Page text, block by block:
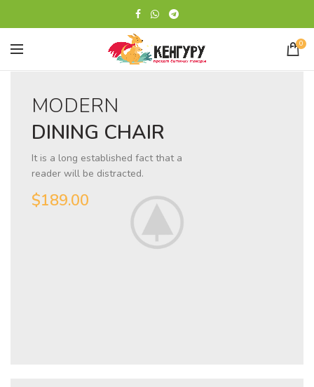
0
MODERN
DINING CHAIR
It is a long established fact that a
reader will be distracted.
$189.00